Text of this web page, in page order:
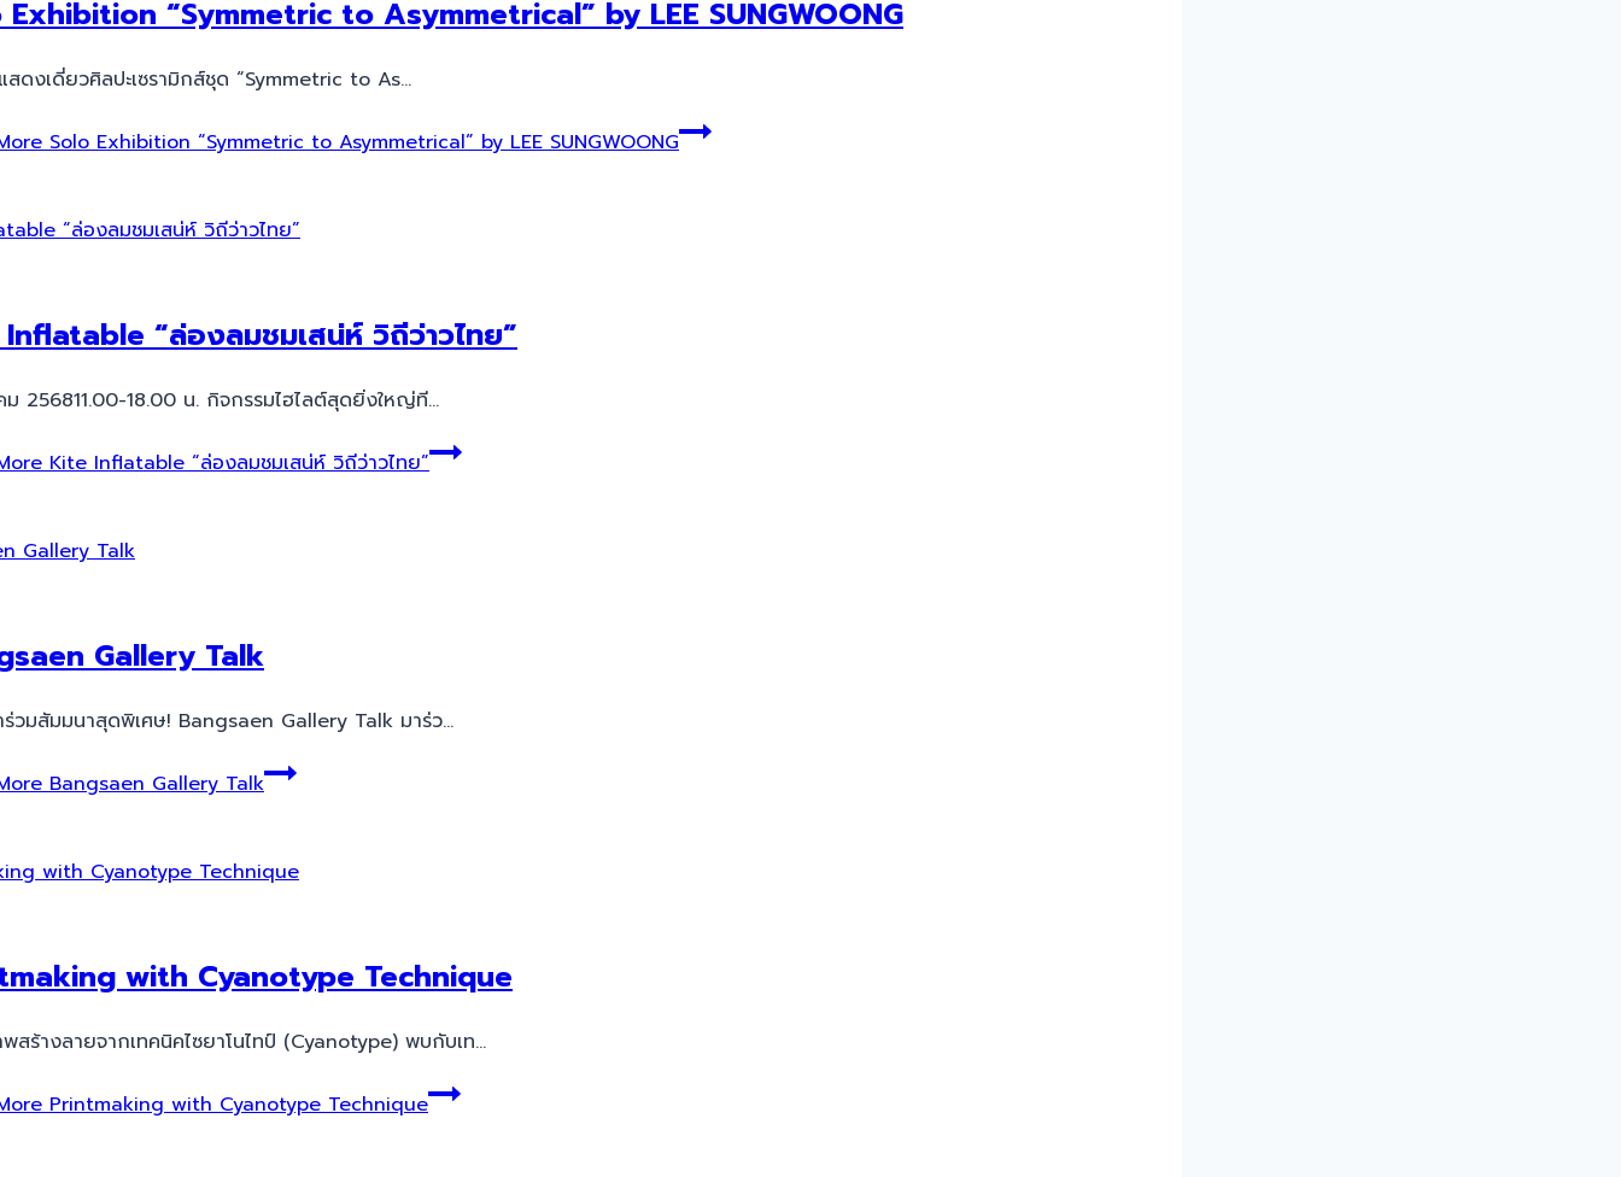
Exhibition “Symmetric to Asymmetrical” by LEE SUNGWOONG
สดงเดี่ยวศิลปะเซรามิกส์ชุด “Symmetric to As…
Solo Exhibition “Symmetric to Asymmetrical” by LEE SUNGWOONG
“ล่องลมชมเสน่ห์ วิถีว่าวไทย”
ม 256811.00-18.00 น. กิจกรรมไฮไลต์สุดยิ่งใหญ่ที…
Kite Inflatable “ล่องลมชมเสน่ห์ วิถีว่าวไทย”
Gallery Talk
ร่วมสัมมนาสุดพิเศษ! Bangsaen Gallery Talk มาร่ว…
Bangsaen Gallery Talk
with Cyanotype Technique
สร้างลายจากเทคนิคไซยาโนไทป์ (Cyanotype) พบกับเท…
Printmaking with Cyanotype Technique